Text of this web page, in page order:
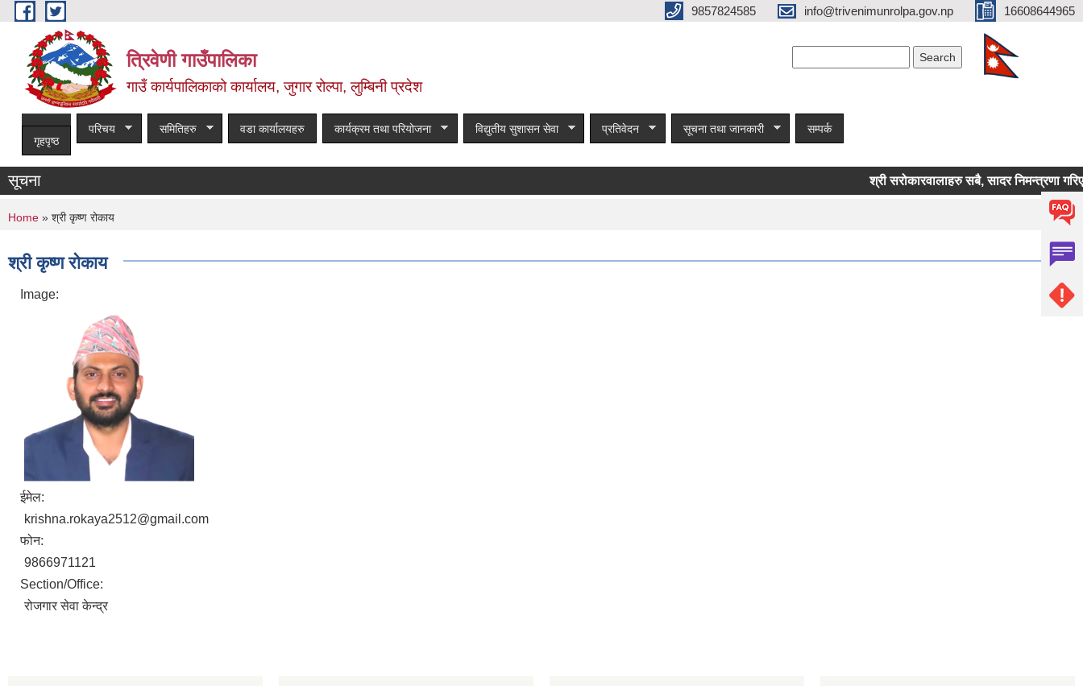
Skip to main content 9857824585 info@trivenimunrolpa.gov.np 16608644965
त्रिवेणी गाउँपालिका
गाउँ कार्यपालिकाको कार्यालय, जुगार रोल्पा, लुम्बिनी प्रदेश
गृहपृष्ठ
परिचय समितिहरु वडा कार्यालयहरु कार्यक्रम तथा परियोजना विद्युतीय सुशासन सेवा प्रतिवेदन सूचना तथा जानकारी सम्पर्क
सूचना श्री सरोकारवालाहरु सबै, सादर निमन्त्रणा
You are here
Home » श्री कृष्ण रोकाय
श्री कृष्ण रोकाय
Image:
ईमेल:
krishna.rokaya2512@gmail.com
फोन:
9866971121
Section/Office:
रोजगार सेवा केन्द्र